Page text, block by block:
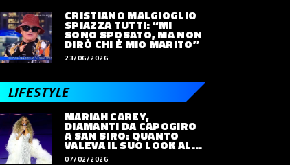
PROTAGONISTI
Bocelli risponde a
balletto parlano
ancora al cuore”. E lo
invita a un suo
concerto
LEGGI DI PIÙ
SPETTACOLO
mette il mondo pop
sul banco degli
imputati
CRISTIANO MALGIOGLIO
SPIAZZA TUTTI: “MI
SONO SPOSATO, MA NON
DIRÒ CHI È MIO MARITO”
23/06/2026
LIFESTYLE
MARIAH CAREY,
DIAMANTI DA CAPOGIRO
A SAN SIRO: QUANTO
VALEVA IL SUO LOOK ALLE
OLIMPIADI
07/02/2026